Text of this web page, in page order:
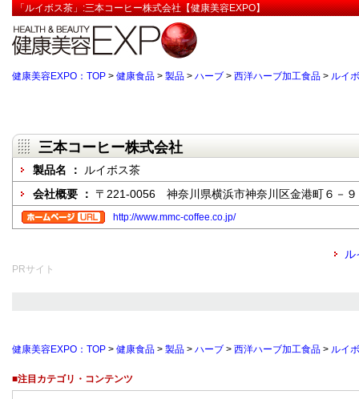
「ルイボス茶」:三本コーヒー株式会社【健康美容EXPO】
健康美容EXPO：TOP > 健康食品 > 製品 > ハーブ > 西洋ハーブ加工食品 > ルイ
三本コーヒー株式会社
製品名 ：
ルイボス茶
会社概要 ： 〒221-0056 神奈川県横浜市神奈川区金港町６－
http://www.mmc-coffee.co.jp/
PRサイト
健康美容EXPO：TOP > 健康食品 > 製品 > ハーブ > 西洋ハーブ加工食品 > ルイ
■注目カテゴリ・コンテンツ